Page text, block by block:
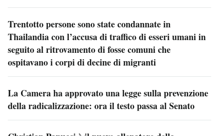
Trentotto persone sono state condannate in
Thailandia con l’accusa di traffico di esseri umani in
seguito al ritrovamento di fosse comuni che
ospitavano i corpi di decine di migranti
La Camera ha approvato una legge sulla prevenzione
della radicalizzazione: ora il testo passa al Senato